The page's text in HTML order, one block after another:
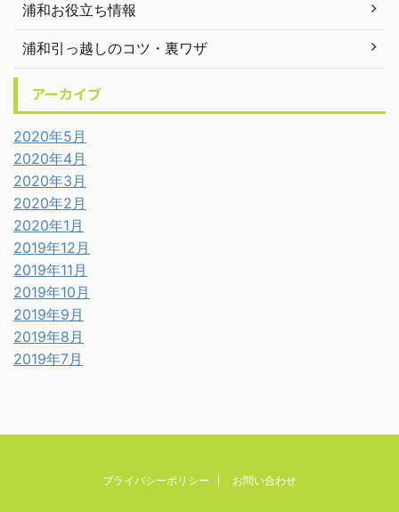
浦和お役立ち情報
浦和引っ越しのコツ・裏ワザ
アーカイブ
2020年5月
2020年4月
2020年3月
2020年2月
2020年1月
2019年12月
2019年11月
2019年10月
2019年9月
2019年8月
2019年7月
プライバシーポリシー お問い合わせ